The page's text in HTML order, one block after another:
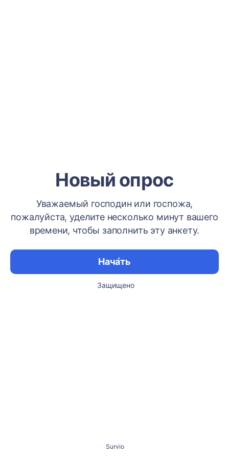
Новый опрос
Уважаемый господин или госпожа,
пожалуйста, уделите несколько минут вашего
времени, чтобы заполнить эту анкету.
Нача́ть
Защищено
Survio